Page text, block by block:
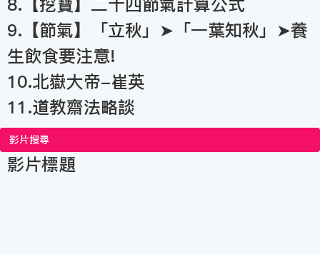
9.【節氣】「立秋」➤「一葉知秋」➤養
生飲食要注意!
10.北嶽大帝-崔英
11.道教齋法略談
影片搜尋
影片標題